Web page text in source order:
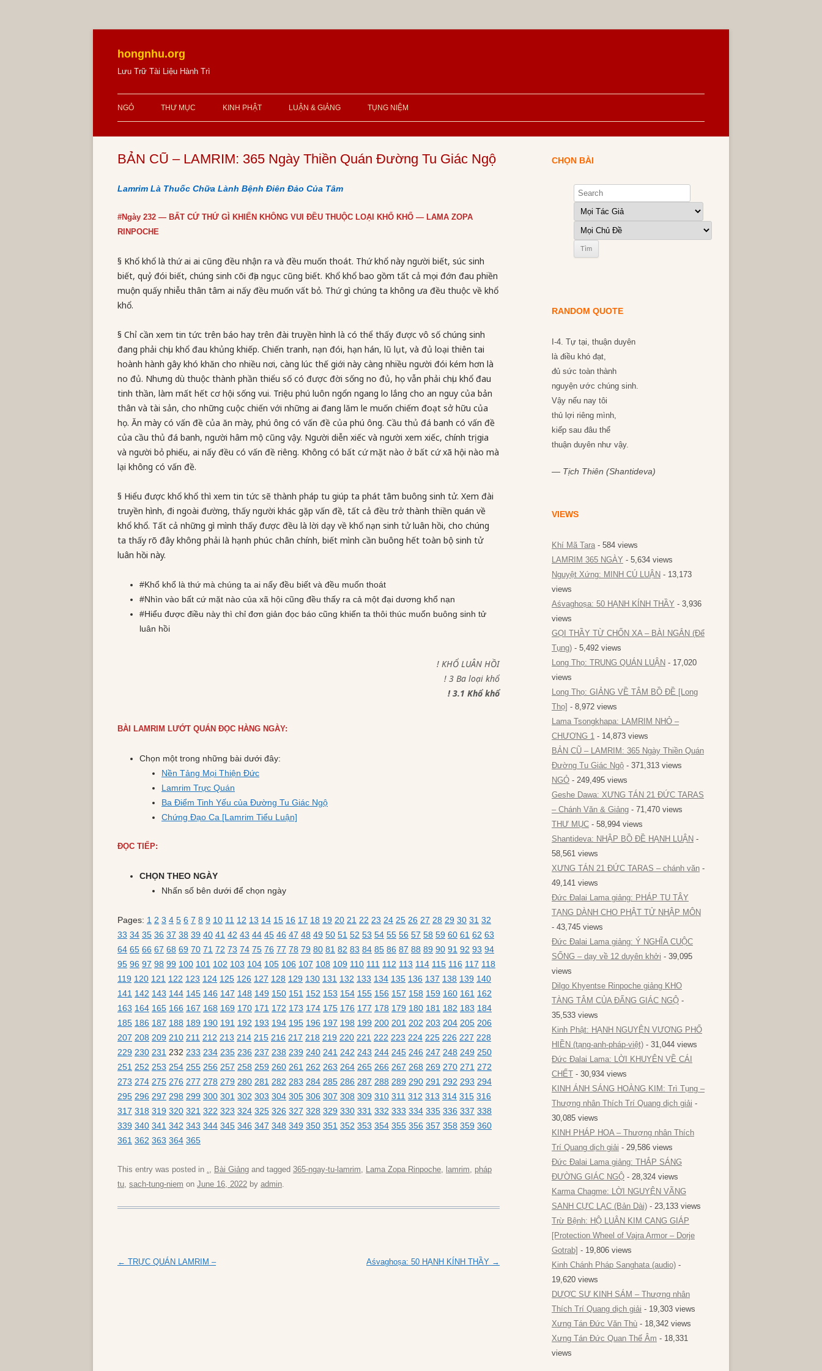
contenthongnhu.org
Lưu Trữ Tài Liệu Hành Trì
NGỎ THƯ MỤC KINH PHẬT LUẬN & GIẢNG TỤNG NIỆM
BẢN CŨ – LAMRIM: 365 Ngày Thiền Quán Đường Tu Giác Ngộ
Lamrim Là Thuốc Chữa Lành Bệnh Điên Đảo Của Tâm
#Ngày 232 — BẤT CỨ THỨ GÌ KHIẾN KHÔNG VUI ĐỀU THUỘC LOẠI KHỔ KHỔ — LAMA ZOPA
RINPOCHE
§ Khổ khổ là thứ ai ai cũng đều nhận ra và đều muốn thoát. Thứ khổ này người biết, súc sinh
biết, quỷ đói biết, chúng sinh cõi địa ngục cũng biết. Khổ khổ bao gồm tất cả mọi đớn đau phiền
muộn quấy nhiễu thân tâm ai nấy đều muốn vất bỏ. Thứ gì chúng ta không ưa đều thuộc về khổ
khổ.
§ Chỉ cần xem tin tức trên báo hay trên đài truyền hình là có thể thấy được vô số chúng sinh
đang phải chịu khổ đau khủng khiếp. Chiến tranh, nạn đói, hạn hán, lũ lụt, và đủ loại thiên tai
hoành hành gây khó khăn cho nhiều nơi, càng lúc thế giới này càng nhiều người đói kém hơn là
no đủ. Nhưng dù thuộc thành phần thiểu số có được đời sống no đủ, họ vẫn phải chịu khổ đau
tinh thần, làm mất hết cơ hội sống vui. Triệu phú luôn ngổn ngang lo lắng cho an nguy của bản
thân và tài sản, cho những cuộc chiến với những ai đang lăm le muốn chiếm đoạt sở hữu của
họ. Ăn mày có vấn đề của ăn mày, phú ông có vấn đề của phú ông. Cầu thủ đá banh có vấn đề
của cầu thủ đá banh, người hâm mộ cũng vậy. Người diễn xiếc và người xem xiếc, chính trị gia
và người bỏ phiếu, ai nấy đều có vấn đề riêng. Không có bất cứ mặt nào ở bất cứ xã hội nào mà
lại không có vấn đề.
§ Hiểu được khổ khổ thì xem tin tức sẽ thành pháp tu giúp ta phát tâm buông sinh tử. Xem đài
truyền hình, đi ngoài đường, thấy người khác gặp vấn đề, tất cả đều trở thành thiền quán về
khổ khổ. Tất cả những gì mình thấy được đều là lời dạy về khổ nạn sinh tử luân hồi, cho chúng
ta thấy rõ đây không phải là hạnh phúc chân chính, biết mình cần buông hết toàn bộ sinh tử
luân hồi này.
#Khổ khổ là thứ mà chúng ta ai nấy đều biết và đều muốn thoát
#Nhìn vào bất cứ mặt nào của xã hội cũng đều thấy ra cả một đại dương khổ nạn
#Hiểu được điều này thì chỉ đơn giản đọc báo cũng khiến ta thôi thúc muốn buông sinh tử
luân hồi
! KHỔ LUÂN HỒI
! 3 Ba loại khổ
! 3.1 Khổ khổ
BÀI LAMRIM LƯỚT QUÁN ĐỌC HÀNG NGÀY:
Chọn một trong những bài dưới đây:
Nền Tảng Mọi Thiện Đức
Lamrim Trực Quán
Ba Điểm Tinh Yếu của Đường Tu Giác Ngộ
Chứng Đạo Ca [Lamrim Tiểu Luận]
ĐỌC TIẾP:
CHỌN THEO NGÀY
Nhấn số bên dưới để chọn ngày
Pages: 1 2 3 4 5 6 7 8 9 10 11 12 13 14 15 16 17 18 19 20 21 22 23 24 25 26 27 28 29 30 31 32
33 34 35 36 37 38 39 40 41 42 43 44 45 46 47 48 49 50 51 52 53 54 55 56 57 58 59 60 61 62 63
64 65 66 67 68 69 70 71 72 73 74 75 76 77 78 79 80 81 82 83 84 85 86 87 88 89 90 91 92 93 94
95 96 97 98 99 100 101 102 103 104 105 106 107 108 109 110 111 112 113 114 115 116 117 118
119 120 121 122 123 124 125 126 127 128 129 130 131 132 133 134 135 136 137 138 139 140
141 142 143 144 145 146 147 148 149 150 151 152 153 154 155 156 157 158 159 160 161 162
163 164 165 166 167 168 169 170 171 172 173 174 175 176 177 178 179 180 181 182 183 184
185 186 187 188 189 190 191 192 193 194 195 196 197 198 199 200 201 202 203 204 205 206
207 208 209 210 211 212 213 214 215 216 217 218 219 220 221 222 223 224 225 226 227 228
229 230 231 232 233 234 235 236 237 238 239 240 241 242 243 244 245 246 247 248 249 250
251 252 253 254 255 256 257 258 259 260 261 262 263 264 265 266 267 268 269 270 271 272
273 274 275 276 277 278 279 280 281 282 283 284 285 286 287 288 289 290 291 292 293 294
295 296 297 298 299 300 301 302 303 304 305 306 307 308 309 310 311 312 313 314 315 316
317 318 319 320 321 322 323 324 325 326 327 328 329 330 331 332 333 334 335 336 337 338
339 340 341 342 343 344 345 346 347 348 349 350 351 352 353 354 355 356 357 358 359 360
361 362 363 364 365
This entry was posted in ., Bài Giảng and tagged 365-ngay-tu-lamrim, Lama Zopa Rinpoche, lamrim, pháp
tu, sach-tung-niem on June 16, 2022 by admin.
Post
← TRỰC QUÁN LAMRIM – Aśvaghoṣa: 50 HẠNH KÍNH THẦY →
CHỌN BÀI
RANDOM QUOTE
I-4. Tự tại, thuận duyên
là điều khó đạt,
đủ sức toàn thành
nguyện ước chúng sinh.
Vậy nếu nay tôi
thủ lợi riêng mình,
kiếp sau đâu thể
thuận duyên như vậy.
— Tịch Thiên (Shantideva)
VIEWS
Khí Mã Tara - 584 views
LAMRIM 365 NGÀY - 5,634 views
Nguyệt Xứng: MINH CÚ LUẬN - 13,173
views
Aśvaghoṣa: 50 HẠNH KÍNH THẦY - 3,936
views
GỌI THẦY TỪ CHỐN XA – BÀI NGẮN (Để
Tụng) - 5,492 views
Long Thọ: TRUNG QUÁN LUẬN - 17,020
views
Long Thọ: GIẢNG VỀ TÂM BỒ ĐỀ [Long
Thọ] - 8,972 views
Lama Tsongkhapa: LAMRIM NHỎ –
CHƯƠNG 1 - 14,873 views
BẢN CŨ – LAMRIM: 365 Ngày Thiền Quán
Đường Tu Giác Ngộ - 371,313 views
NGỎ - 249,495 views
Geshe Dawa: XƯNG TÁN 21 ĐỨC TARAS
– Chánh Văn & Giảng - 71,470 views
THƯ MỤC - 58,994 views
Shantideva: NHẬP BỒ ĐỀ HẠNH LUẬN -
58,561 views
XƯNG TÁN 21 ĐỨC TARAS – chánh văn -
49,141 views
Đức Đalai Lama giảng: PHÁP TU TÂY
TẠNG DÀNH CHO PHẬT TỬ NHẬP MÔN
- 43,745 views
Đức Đalai Lama giảng: Ý NGHĨA CUỘC
SỐNG – dạy về 12 duyên khởi - 39,095
views
Dilgo Khyentse Rinpoche giảng KHO
TÀNG TÂM CỦA ĐẤNG GIÁC NGỘ -
35,533 views
Kinh Phật: HẠNH NGUYỆN VƯƠNG PHỔ
HIỀN (tạng-anh-pháp-việt) - 31,044 views
Đức Đalai Lama: LỜI KHUYÊN VỀ CÁI
CHẾT - 30,934 views
KINH ÁNH SÁNG HOÀNG KIM: Trì Tụng –
Thượng nhân Thích Trí Quang dịch giải -
30,085 views
KINH PHÁP HOA – Thượng nhân Thích
Trí Quang dịch giải - 29,586 views
Đức Đalai Lama giảng: THẮP SÁNG
ĐƯỜNG GIÁC NGỘ - 28,324 views
Karma Chagme: LỜI NGUYỆN VÃNG
SANH CỰC LẠC (Bản Dài) - 23,133 views
Trừ Bệnh: HỘ LUÂN KIM CANG GIÁP
[Protection Wheel of Vajra Armor – Dorje
Gotrab] - 19,806 views
Kinh Chánh Pháp Sanghata (audio) -
19,620 views
DƯỢC SƯ KINH SÁM – Thượng nhân
Thích Trí Quang dịch giải - 19,303 views
Xưng Tán Đức Văn Thù - 18,342 views
Xưng Tán Đức Quan Thế Âm - 18,331
views